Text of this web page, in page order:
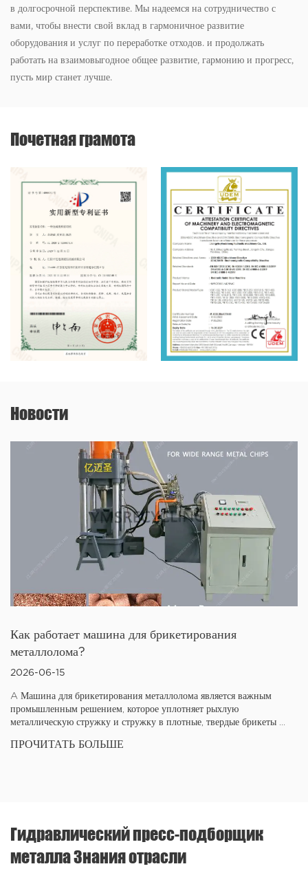
в долгосрочной перспективе. Мы надеемся на сотрудничество с
вами, чтобы внести свой вклад в гармоничное развитие
оборудования и услуг по переработке отходов. и продолжать
работать на взаимовыгодное общее развитие, гармонию и прогресс,
пусть мир станет лучше.
Почетная грамота
Новости
Как работает машина для брикетирования
металлолома?
2026-06-15
A Машина для брикетирования металлолома является важным
промышленным решением, которое уплотняет рыхлую
металлическую стружку и стружку в плотные, твердые брикеты ...
ПРОЧИТАТЬ БОЛЬШЕ
Гидравлический пресс-подборщик
металла Знания отрасли